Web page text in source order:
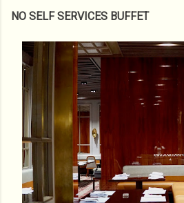
NO SELF SERVICES BUFFET